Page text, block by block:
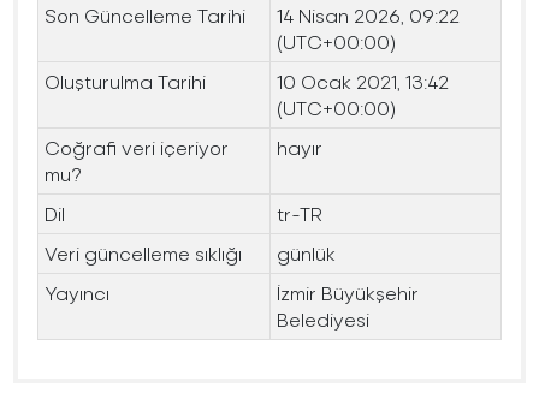
Son Güncelleme Tarihi
14 Nisan 2026, 09:22
(UTC+00:00)
Oluşturulma Tarihi
10 Ocak 2021, 13:42
(UTC+00:00)
Coğrafi veri içeriyor
mu?
hayır
Dil
tr-TR
Veri güncelleme sıklığı
günlük
Yayıncı
İzmir Büyükşehir
Belediyesi